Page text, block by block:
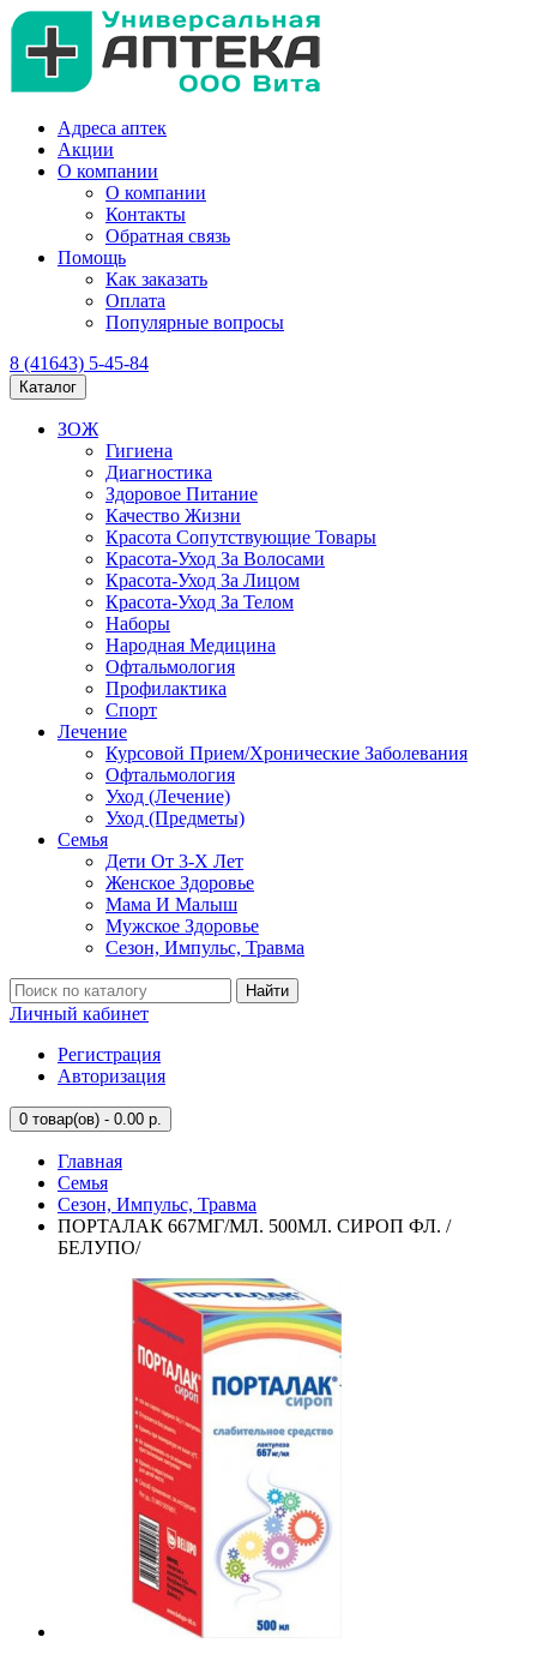
Адреса аптек
Акции
О компании
О компании
Контакты
Обратная связь
Помощь
Как заказать
Оплата
Популярные вопросы
8 (41643) 5-45-84
Каталог
ЗОЖ
Гигиена
Диагностика
Здоровое Питание
Качество Жизни
Красота Сопутствующие Товары
Красота-Уход За Волосами
Красота-Уход За Лицом
Красота-Уход За Телом
Наборы
Народная Медицина
Офтальмология
Профилактика
Спорт
Лечение
Курсовой Прием/Хронические Заболевания
Офтальмология
Уход (Лечение)
Уход (Предметы)
Семья
Дети От 3-Х Лет
Женское Здоровье
Мама И Малыш
Мужское Здоровье
Сезон, Импульс, Травма
Найти
Личный кабинет
Регистрация
Авторизация
0 товар(ов) - 0.00 р.
Главная
Семья
Сезон, Импульс, Травма
ПОРТАЛАК 667МГ/МЛ. 500МЛ. СИРОП ФЛ. /
БЕЛУПО/